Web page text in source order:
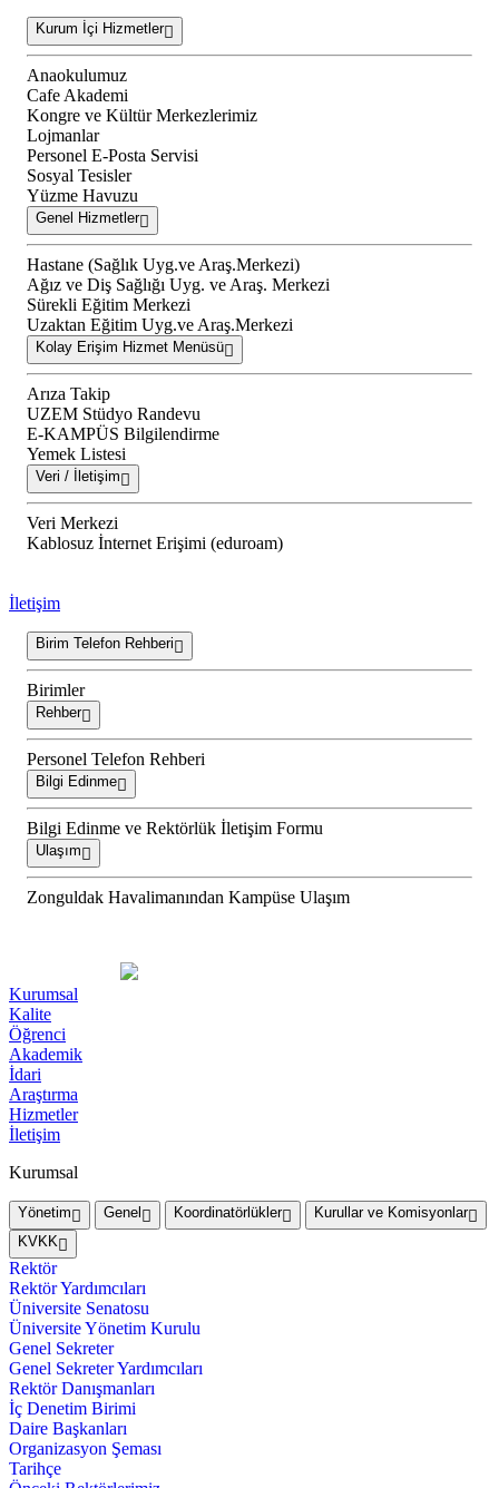
Kurum İçi Hizmetler
Anaokulumuz
Cafe Akademi
Kongre ve Kültür Merkezlerimiz
Lojmanlar
Personel E-Posta Servisi
Sosyal Tesisler
Yüzme Havuzu
Genel Hizmetler
Hastane (Sağlık Uyg.ve Araş.Merkezi)
Ağız ve Diş Sağlığı Uyg. ve Araş. Merkezi
Sürekli Eğitim Merkezi
Uzaktan Eğitim Uyg.ve Araş.Merkezi
Kolay Erişim Hizmet Menüsü
Arıza Takip
UZEM Stüdyo Randevu
E-KAMPÜS Bilgilendirme
Yemek Listesi
Veri / İletişim
Veri Merkezi
Kablosuz İnternet Erişimi (eduroam)
İletişim
Birim Telefon Rehberi
Birimler
Rehber
Personel Telefon Rehberi
Bilgi Edinme
Bilgi Edinme ve Rektörlük İletişim Formu
Ulaşım
Zonguldak Havalimanından Kampüse Ulaşım
Kurumsal
Kalite
Öğrenci
Akademik
İdari
Araştırma
Hizmetler
İletişim
Kurumsal
Yönetim Genel Koordinatörlükler
Kurullar ve Komisyonlar
KVKK
Rektör
Rektör Yardımcıları
Üniversite Senatosu
Üniversite Yönetim Kurulu
Genel Sekreter
Genel Sekreter Yardımcıları
Rektör Danışmanları
İç Denetim Birimi
Daire Başkanları
Organizasyon Şeması
Tarihçe